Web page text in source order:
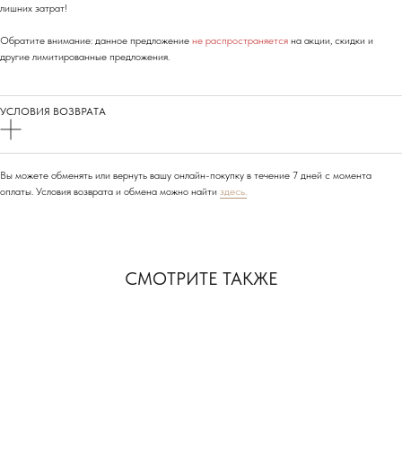
лишних затрат!
Обратите внимание: данное предложение не распространяется на акции, скидки и
другие лимитированные предложения.
УСЛОВИЯ ВОЗВРАТА
Вы можете обменять или вернуть вашу онлайн-покупку в течение 7 дней с момента
оплаты. Условия возврата и обмена можно найти здесь.
СМОТРИТЕ ТАКЖЕ
АДРЕСА НАШИХ